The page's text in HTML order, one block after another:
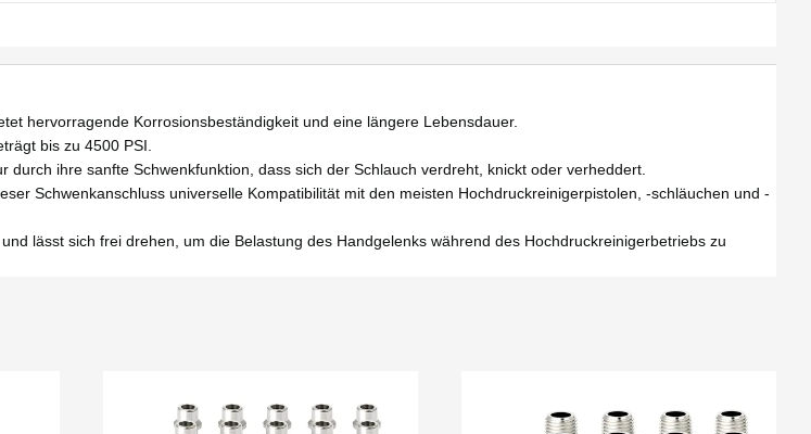
hervorragende Korrosionsbeständigkeit und eine längere Lebensdauer.
bis zu 4500 PSI.
ihre sanfte Schwenkfunktion, dass sich der Schlauch verdreht, knickt oder verheddert.
Schwenkanschluss universelle Kompatibilität mit den meisten Hochdruckreinigerpistolen, -schläuchen und -
lässt sich frei drehen, um die Belastung des Handgelenks während des Hochdruckreinigerbetriebs zu